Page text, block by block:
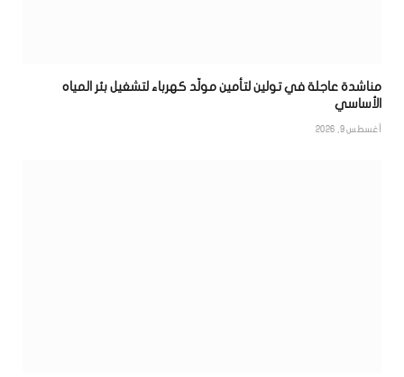
مناشدة عاجلة في تولين لتأمين مولّد كهرباء لتشغيل بئر المياه
الأساسي
أغسطس 9, 2026